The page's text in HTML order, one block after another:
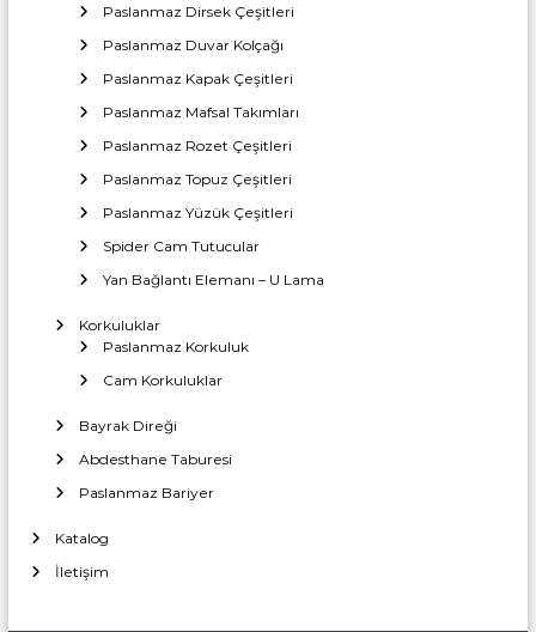
Paslanmaz Dirsek Çeşitleri
Paslanmaz Duvar Kolçağı
Paslanmaz Kapak Çeşitleri
Paslanmaz Mafsal Takımları
Paslanmaz Rozet Çeşitleri
Paslanmaz Topuz Çeşitleri
Paslanmaz Yüzük Çeşitleri
Spider Cam Tutucular
Yan Bağlantı Elemanı – U Lama
Korkuluklar
Paslanmaz Korkuluk
Cam Korkuluklar
Bayrak Direği
Abdesthane Taburesi
Paslanmaz Bariyer
Katalog
İletişim